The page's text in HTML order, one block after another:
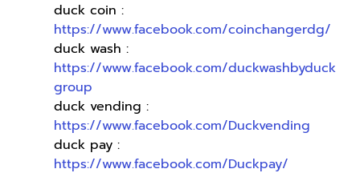
duck coin :
https://www.facebook.com/coinchangerdg/
duck wash :
https://www.facebook.com/duckwashbyduck
group
duck vending :
https://www.facebook.com/Duckvending
duck pay :
https://www.facebook.com/Duckpay/